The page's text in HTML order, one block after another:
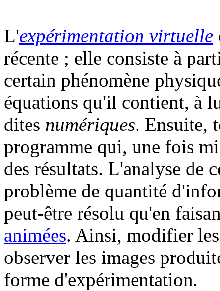
L'expérimentation virtuelle
récente ; elle consiste à
certain phénomène
équations qu'il contient, à
dites numériques. Ensuite,
programme qui, une fois
des résultats. L'analyse de
problème de quantité
peut-être résolu qu'en
animées. Ainsi, modifier
observer les images
forme d'expérimentation.